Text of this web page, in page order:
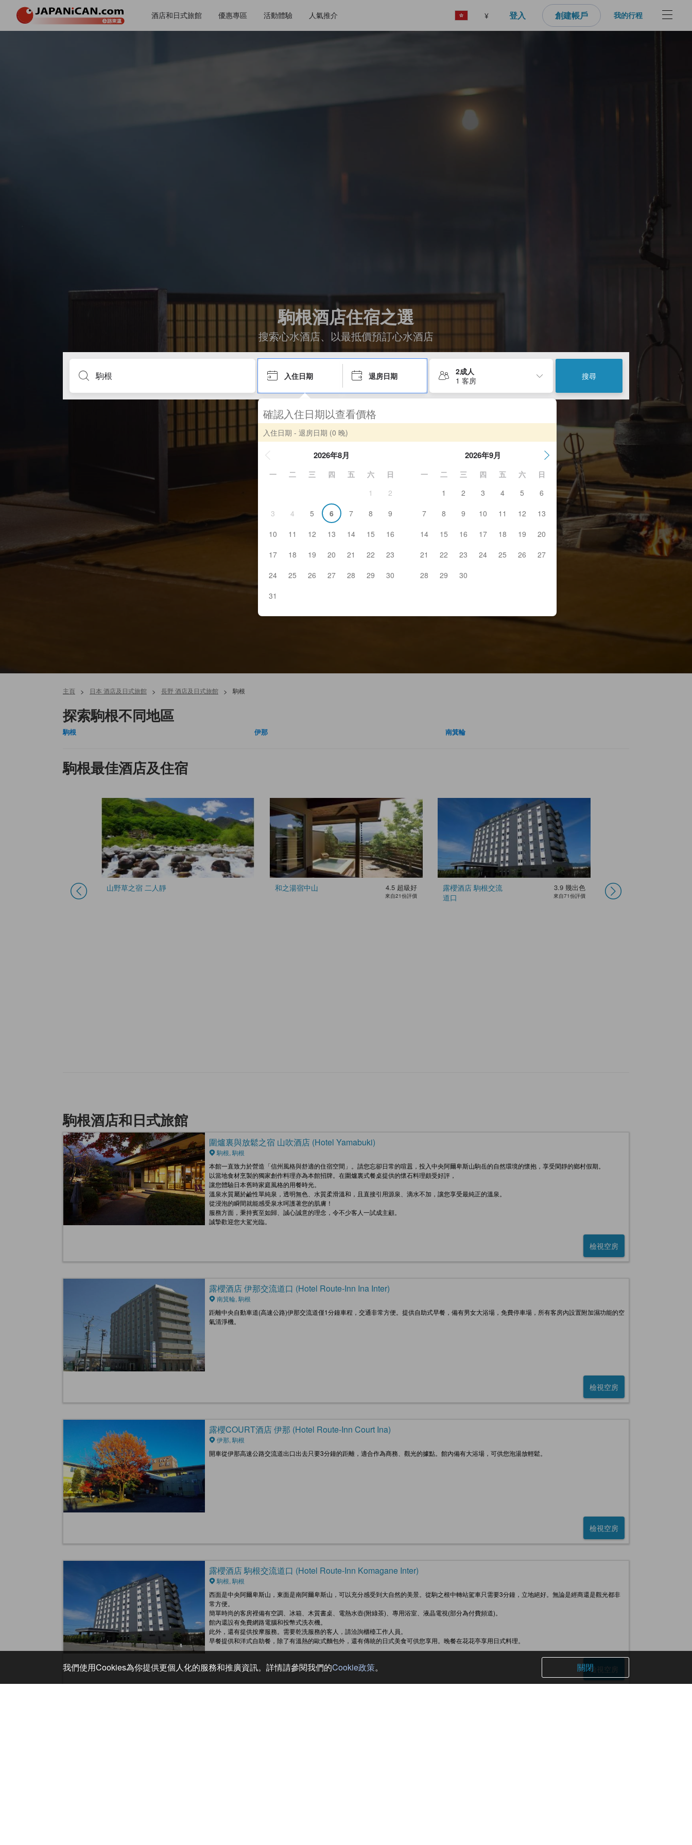
酒店和日式旅館 優惠專區 活動體驗 人氣推介 ¥ 登入 創建帳戶 我的行程
駒根酒店住宿之選
搜索心水酒店、以最抵價預訂心水酒店
入住日期 退房日期
2成人
1 客房
搜尋
確認入住日期以查看價格
入住日期 - 退房日期 (0 晚)
2026年8月
一 二 三 四 五 六
日
1
2
3
4 5 6 7 8
9
10
11 12 13 14 15
16
17
18 19 20 21 22
23
24
25 26 27 28 29
30
31
2026年9月
一 二 三 四 五 六
日
1
2 3 4 5
6
7
8 9 10 11 12
13
14
15 16 17 18 19
20
21
22 23 24 25 26
27
28
29 30
主頁 > 日本 酒店及日式旅館 > 長野 酒店及日式旅館 > 駒根
探索駒根不同地區
駒根 伊那 南箕輪
駒根最佳酒店及住宿
山野草之宿 二人靜 和之湯宿中山 4.5 超級好
來自21份評價
露櫻酒店 駒根交流
道口
3.9 幾出色
來自71份評價
露櫻COURT酒店
伊那
駒根酒店和日式旅館
圍爐裏與放鬆之宿 山吹酒店 (Hotel Yamabuki)
駒根, 駒根
本館一直致力於營造「信州風格與舒適的住宿空間」。請您忘卻日常的喧囂，投入中央阿爾卑斯山駒岳的自然環境的懷抱，享受閑靜的鄉村假期。
以當地食材烹製的獨家創作料理亦為本館招牌。在圍爐裏式餐桌提供的懷石料理頗受好評，
讓您體驗日本舊時家庭風格的用餐時光。
溫泉水質屬於鹼性單純泉，透明無色、水質柔滑溫和，且直接引用源泉、滴水不加，讓您享受最純正的溫泉。
從浸泡的瞬間就能感受泉水呵護著您的肌膚！
服務方面，秉持賓至如歸、誠心誠意的理念，令不少客人一試成主顧。
誠摯歡迎您大駕光臨。
檢視空房
露櫻酒店 伊那交流道口 (Hotel Route-Inn Ina Inter)
南箕輪, 駒根
距離中央自動車道(高速公路)伊那交流道僅1分鐘車程，交通非常方便。提供自助式早餐，備有男女大浴場，免費停車場，所有客房內設置附加濕功能的空
氣清淨機。
檢視空房
露櫻COURT酒店 伊那 (Hotel Route-Inn Court Ina)
伊那, 駒根
開車從伊那高速公路交流道出口出去只要3分鐘的距離，適合作為商務、觀光的據點。館內備有大浴場，可供您泡湯放輕鬆。
檢視空房
露櫻酒店 駒根交流道口 (Hotel Route-Inn Komagane Inter)
駒根, 駒根
西面是中央阿爾卑斯山，東面是南阿爾卑斯山，可以充分感受到大自然的美景。從駒之根中轉站駕車只需要3分鐘，立地絕好。無論是經商還是觀光都非
常方便。
簡單時尚的客房裡備有空調、冰箱、木質書桌、電熱水壺(附綠茶)、專用浴室、液晶電視(部分為付費頻道)。
館內還設有免費網路電腦和投幣式洗衣機。
此外，還有提供按摩服務。需要乾洗服務的客人，請洽詢櫃檯工作人員。
早餐提供和洋式自助餐，除了有溫熱的歐式麵包外，還有傳統的日式美食可供您享用。晚餐在花花亭享用日式料理。
檢視空房
我們使用Cookies為你提供更個人化的服務和推廣資訊。詳情請參閱我們的Cookie政策。 關閉